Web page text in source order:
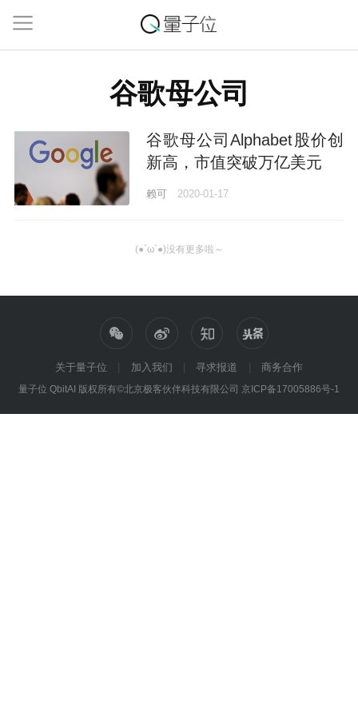
谷歌母公司
谷歌母公司Alphabet股价创
新高，市值突破万亿美元
赖可 2020-01-17
(●`ω`●)没有更多啦～
关于量子位 加入我们 寻求报道
商务合作
量子位 QbitAI 版权所有©北京极客伙伴科技有限公司 京ICP备17005886号-1